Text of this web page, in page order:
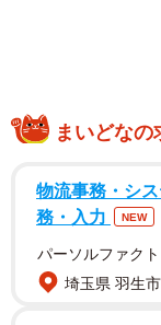
ペット火葬・葬
の代表取締役・森
繊細な火力調
まいどなの
物流事務・シ
務・入力
NEW
パーソルファク
埼玉県 羽生市